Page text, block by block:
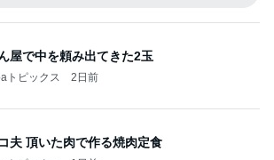
屋で中を頼み出てきた2玉
トピックス 2日前
夫 頂いた肉で作る焼肉定食